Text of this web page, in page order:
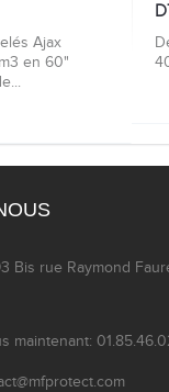
Ajax
en 60"
Bis rue Raymond
maintenant: